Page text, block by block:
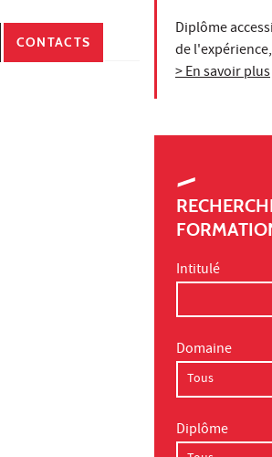
CONTACTS
Diplôme
de
> En savoir plus
Intitulé
Domaine
Diplôme